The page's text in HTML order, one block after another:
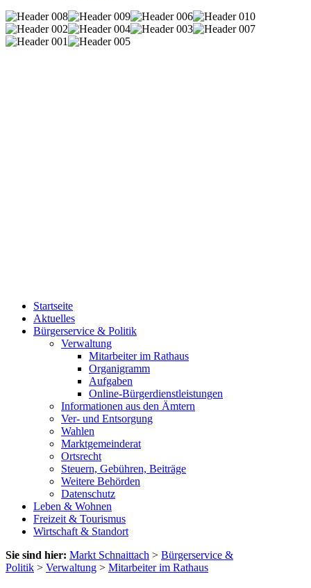
Startseite
Aktuelles
Bürgerservice & Politik
Verwaltung
Mitarbeiter im Rathaus
Organigramm
Aufgaben
Online-Bürgerdienstleistungen
Informationen aus den Ämtern
Ver- und Entsorgung
Wahlen
Marktgemeinderat
Ortsrecht
Steuern, Gebühren, Beiträge
Weitere Behörden
Datenschutz
Leben & Wohnen
Freizeit & Tourismus
Wirtschaft & Standort
Sie sind hier: Markt Schnaittach > Bürgerservice &
Politik > Verwaltung > Mitarbeiter im Rathaus